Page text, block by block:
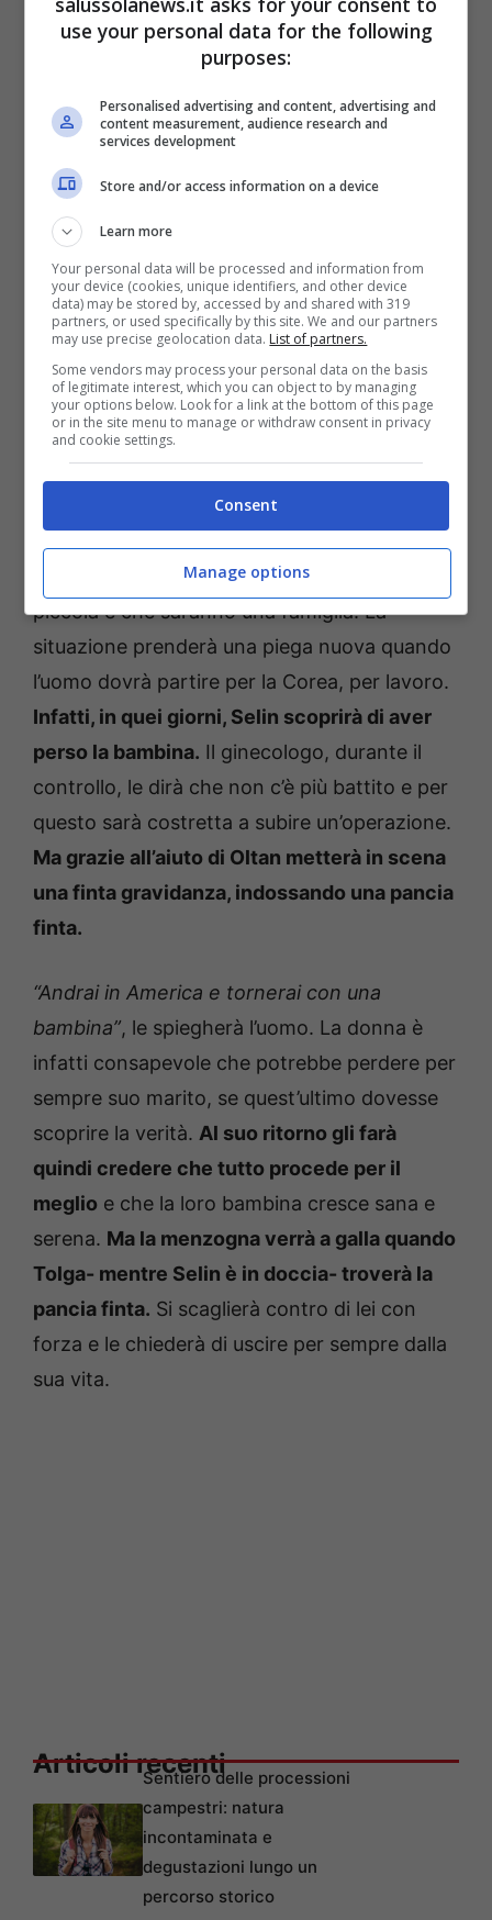
donna, dopo la sua confessione, presa dalla
disperazione, cercherà di togliersi la vita
assumendo un mix di farmaci.
Tradimento, spoiler dalla Turchia: Tolga scopre la menzogna
salussolanews.it
l’accaduto, le dirà che cresceranno insieme la
piccola e che saranno una famiglia. La
situazione prenderà una piega nuova quando
l’uomo dovrà partire per la Corea, per lavoro.
Infatti, in quei giorni, Selin scoprirà di aver
perso la bambina. Il ginecologo, durante il
controllo, le dirà che non c’è più battito e per
questo sarà costretta a subire un’operazione.
Ma grazie all’aiuto di Oltan metterà in scena
una finta gravidanza, indossando una pancia
finta.
“Andrai in America e tornerai con una
bambina”, le spiegherà l’uomo. La donna è
infatti consapevole che potrebbe perdere per
sempre suo marito, se quest’ultimo dovesse
scoprire la verità. Al suo ritorno gli farà
quindi credere che tutto procede per il
meglio e che la loro bambina cresce sana e
serena. Ma la menzogna verrà a galla quando
Tolga- mentre Selin è in doccia- troverà la
pancia finta. Si scaglierà contro di lei con
forza e le chiederà di uscire per sempre dalla
sua vita.
Articoli recentiSentiero delle processioni
campestri: natura
incontaminata e
degustazioni lungo un
percorso storico
use your personal data for the following
purposes:
Personalised advertising and content, advertising and
content measurement, audience research and
services development
Store and/or access information on a device
Learn more
Your personal data will be processed and information from
your device (cookies, unique identifiers, and other device
data) may be stored by, accessed by and shared with 319
partners, or used specifically by this site. We and our partners
may use precise geolocation data. List of partners.
Some vendors may process your personal data on the basis
of legitimate interest, which you can object to by managing
your options below. Look for a link at the bottom of this page
or in the site menu to manage or withdraw consent in privacy
and cookie settings.
Consent
Manage options